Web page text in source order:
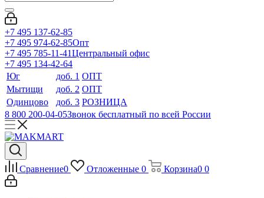
+7 495 137-62-85
+7 495 974-62-85Опт
+7 495 785-11-41Центральный офис
+7 495 134-42-64
Юг
доб. 1 ОПТ
Мытищи
доб. 2 ОПТ
Одинцово
доб. 3 РОЗНИЦА
8 800 200-04-05Звонок бесплатный по всей России
Сравнение0 Отложенные 0 Корзина0 0